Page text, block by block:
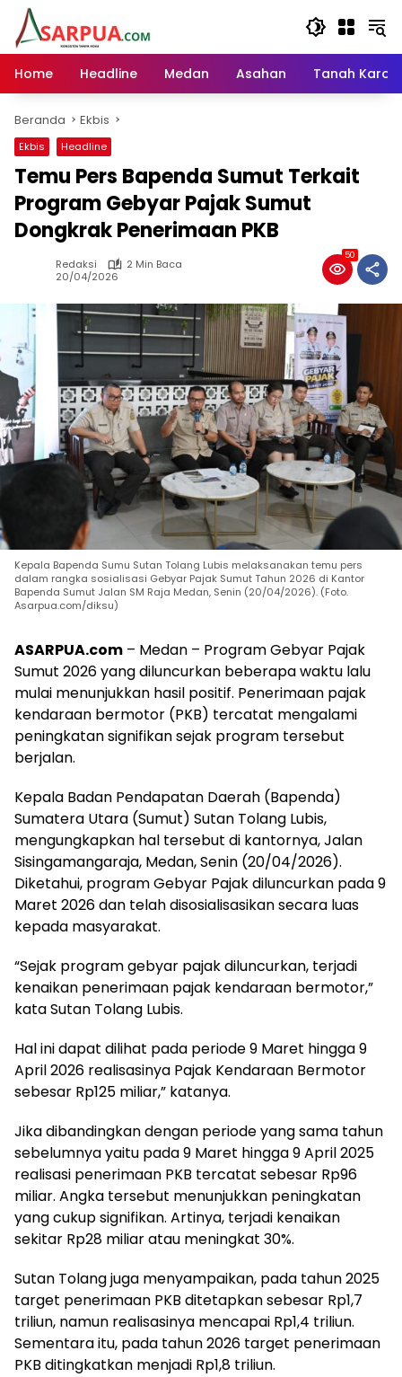
Langsung
konten
Home
Headline Medan Asahan Tanah Karo
Beranda Ekbis
Ekbis Headline
Temu Pers Bapenda Sumut Terkait
Program Gebyar Pajak Sumut
Dongkrak Penerimaan PKB
Redaksi
2 Min Baca
20/04/2026
50
Kepala Bapenda Sumu Sutan Tolang Lubis melaksanakan temu pers
dalam rangka sosialisasi Gebyar Pajak Sumut Tahun 2026 di Kantor
Bapenda Sumut Jalan SM Raja Medan, Senin (20/04/2026). (Foto.
Asarpua.com/diksu)
ASARPUA.com – Medan – Program Gebyar Pajak
Sumut 2026 yang diluncurkan beberapa waktu lalu
mulai menunjukkan hasil positif. Penerimaan pajak
kendaraan bermotor (PKB) tercatat mengalami
peningkatan signifikan sejak program tersebut
berjalan.
Kepala Badan Pendapatan Daerah (Bapenda)
Sumatera Utara (Sumut) Sutan Tolang Lubis,
mengungkapkan hal tersebut di kantornya, Jalan
Sisingamangaraja, Medan, Senin (20/04/2026).
Diketahui, program Gebyar Pajak diluncurkan pada 9
Maret 2026 dan telah disosialisasikan secara luas
kepada masyarakat.
“Sejak program gebyar pajak diluncurkan, terjadi
kenaikan penerimaan pajak kendaraan bermotor,”
kata Sutan Tolang Lubis.
Hal ini dapat dilihat pada periode 9 Maret hingga 9
April 2026 realisasinya Pajak Kendaraan Bermotor
sebesar Rp125 miliar,” katanya.
Jika dibandingkan dengan periode yang sama tahun
sebelumnya yaitu pada 9 Maret hingga 9 April 2025
realisasi penerimaan PKB tercatat sebesar Rp96
miliar. Angka tersebut menunjukkan peningkatan
yang cukup signifikan. Artinya, terjadi kenaikan
sekitar Rp28 miliar atau meningkat 30%.
Sutan Tolang juga menyampaikan, pada tahun 2025
target penerimaan PKB ditetapkan sebesar Rp1,7
triliun, namun realisasinya mencapai Rp1,4 triliun.
Sementara itu, pada tahun 2026 target penerimaan
PKB ditingkatkan menjadi Rp1,8 triliun.